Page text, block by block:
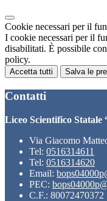
Cookie necessari per il
I cookie necessari per il
disabilitati. È possibile
policy.
Accetta tutti Salva le
Contatti
Liceo Scientifico Statale
Via Giacomo
Tel: 0516314611
Tel: 0516314620
Email:
PEC:
C.F.: 80072470372